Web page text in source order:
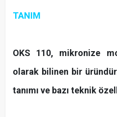
TANIM
OKS 110, mikronize
olarak bilinen bir
tanımı ve bazı teknik